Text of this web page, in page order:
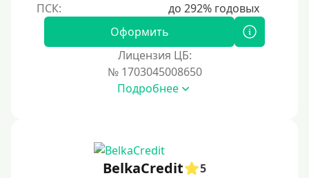
Экспресс
В день обращенияОформить
Лицензия ЦБ:
№ 1703045008650
Подробнее
BelkaCredit
5